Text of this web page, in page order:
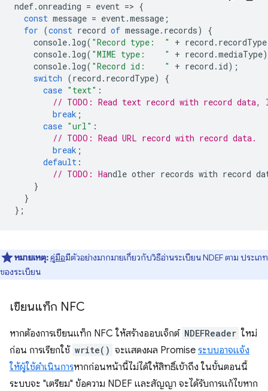
ndef.onreading = event => {
const message = event.message ;
for (const record of message. records)
{
console. log( "Record type:  " + record . recordType
console. log( "MIME type:    " + record .mediaType
console. log( "Record id:    " + record . id);
switch (record . recordType)
{
case "text" :
// TODO: Read text record with record data,
break ;
case "url" :
// TODO: Read URL record with record data.
break ;
default :
// TODO: Ha
}
}
};
หมายเหตุ:คู่มือมีตัวอย่างมากมายเกี่ยวกับวิธีอ่านระเบียน NDEF ตาม ประเภท
ของระเบียน
เขียนแท็ก NFC
หากต้องการเขียนแท็ก NFC ให้สร้างออบเจ็กต์ NDEFReader ใหม่
ก่อน การเรียกใช้ write() จะแสดงผล Promise ระบบอาจแจ้ง
ให้ผู้ใช้ดำเนินการหากก่อนหน้านี้ไม่ได้ให้สิทธิ์เข้าถึง ในขั้นตอนนี้
ระบบจะ "เตรียม" ข้อความ NDEF และสัญญา จะได้รับการแก้ไขหาก